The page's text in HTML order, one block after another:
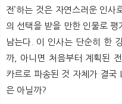
전’하는 것은 자연스러운 인사
의 선택을 받을 만한 인물로 평
남는다. 이 인사는 단순히 한
까, 아니면 처음부터 계획된
카르로 파송된 것 자체가 결국
은 아닐까?